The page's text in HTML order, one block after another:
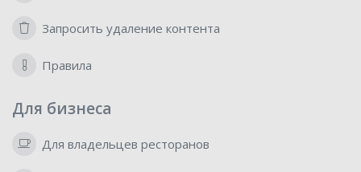
Запросить удаление контента
Правила
Для бизнеса
Для владельцев ресторанов